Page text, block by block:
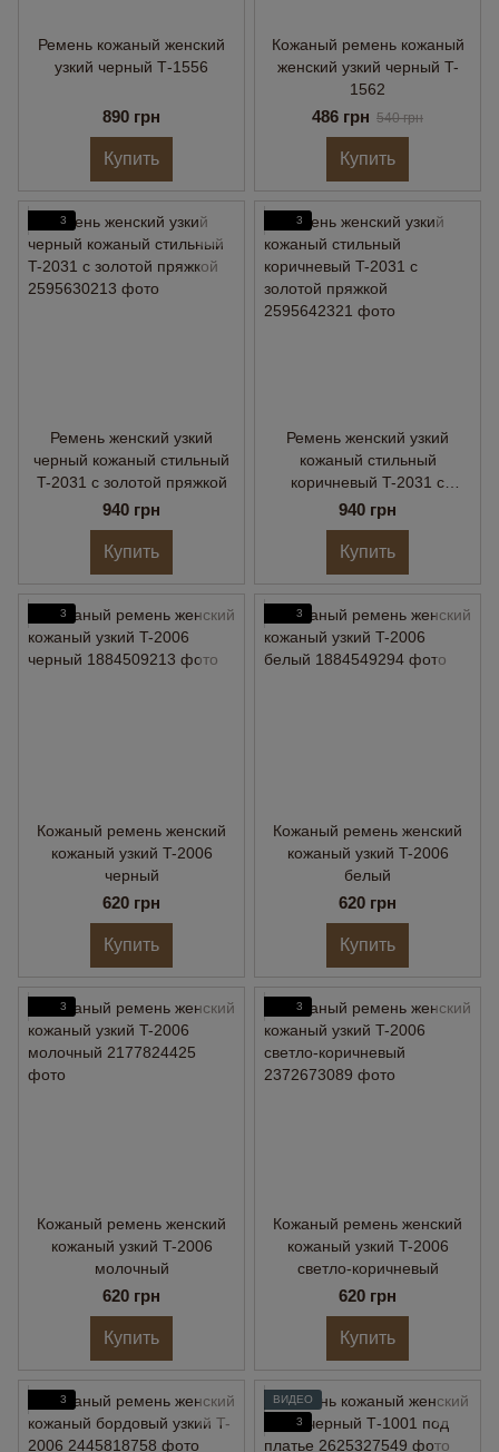
Ремень кожаный женский
узкий черный Т-1556
890 грн
Купить
Кожаный ремень кожаный
женский узкий черный T-
1562
486 грн 540 грн
Купить
3
Ремень женский узкий
черный кожаный стильный
T-2031 с золотой пряжкой
940 грн
Купить
3
Ремень женский узкий
кожаный стильный
коричневый T-2031 с
золотой пряжкой
940 грн
Купить
3
Кожаный ремень женский
кожаный узкий T-2006
черный
620 грн
Купить
3
Кожаный ремень женский
кожаный узкий T-2006
белый
620 грн
Купить
3
Кожаный ремень женский
кожаный узкий T-2006
молочный
620 грн
Купить
3
Кожаный ремень женский
кожаный узкий T-2006
светло-коричневый
620 грн
Купить
3
ВИДЕО
3